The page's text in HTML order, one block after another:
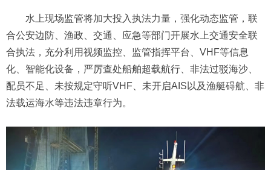
水上现场监管将加大投入执法力量，强化动态监管，联
合公安边防、渔政、交通、应急等部门开展水上交通安全联
合执法，充分利用视频监控、监管指挥平台、VHF等信息
化、智能化设备，严厉查处船舶超载航行、非法过驳海沙、
配员不足、未按规定守听VHF、未开启AIS以及渔艇碍航、非
法载运海水等违法违章行为。